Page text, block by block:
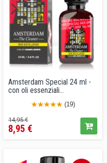
Amsterdam Special 24 ml -
con oli essenziali...
(19)
Prezzo
base
14,95 €Prezzo
8,95 €